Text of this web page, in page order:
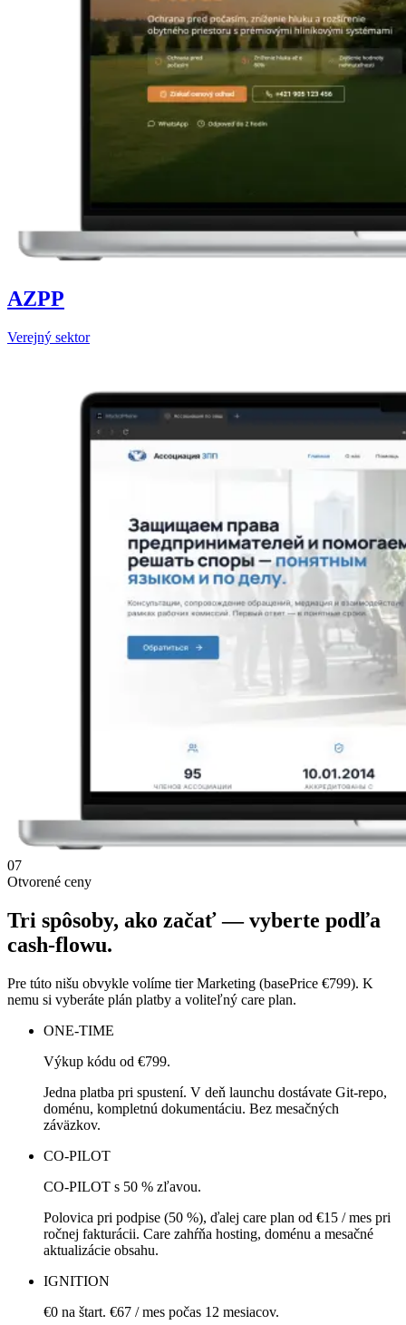
AZPP
Verejný sektor
07
Otvorené ceny
Tri spôsoby, ako začať — vyberte podľa
cash-flowu.
Pre túto nišu obvykle volíme tier Marketing (basePrice €799). K
nemu si vyberáte plán platby a voliteľný care plan.
ONE-TIME
Výkup kódu od €799.
Jedna platba pri spustení. V deň launchu dostávate Git-repo,
doménu, kompletnú dokumentáciu. Bez mesačných
záväzkov.
CO-PILOT
CO-PILOT s 50 % zľavou.
Polovica pri podpise (50 %), ďalej care plan od €15 / mes pri
ročnej fakturácii. Care zahŕňa hosting, doménu a mesačné
aktualizácie obsahu.
IGNITION
€0 na štart. €67 / mes počas 12 mesiacov.